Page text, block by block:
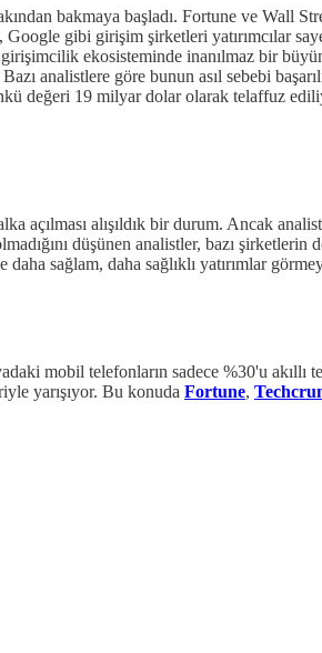
bakmaya başladı. Fortune ve Wall
gibi girişim şirketleri yatırımcılar
ekosisteminde inanılmaz bir
analistlere göre bunun asıl sebebi
19 milyar dolar olarak telaffuz
açılması alışıldık bir durum. Ancak
düşünen analistler, bazı şirketlerin
sağlam, daha sağlıklı yatırımlar
mobil telefonların sadece %30'u
yarışıyor. Bu konuda Fortune,